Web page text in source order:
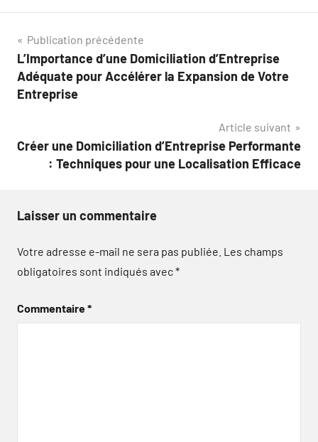
Navigation
de
l’article
Publication précédente
L’Importance d’une Domiciliation d’Entreprise
Adéquate pour Accélérer la Expansion de Votre
Entreprise
Article suivant
Créer une Domiciliation d’Entreprise Performante
: Techniques pour une Localisation Efficace
Laisser un commentaire
Votre adresse e-mail ne sera pas publiée. Les champs
obligatoires sont indiqués avec*
Commentaire*